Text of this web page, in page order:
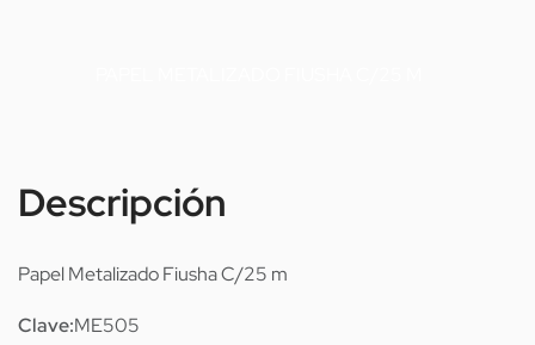
Descripción
Papel Metalizado Fiusha C/25 m
Clave:ME505